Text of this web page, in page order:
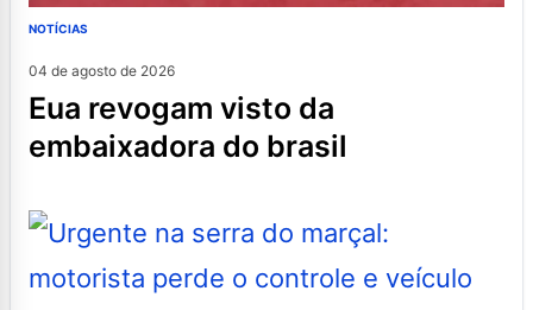
NOTÍCIAS
04 de agosto de 2026
eua revogam visto da
embaixadora do brasil